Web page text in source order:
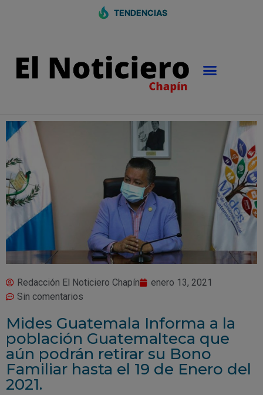
TENDENCIAS
Redacción El Noticiero Chapín
enero 13, 2021
Sin comentarios
Mides Guatemala Informa a la
población Guatemalteca que
aún podrán retirar su Bono
Familiar hasta el 19 de Enero del
2021.